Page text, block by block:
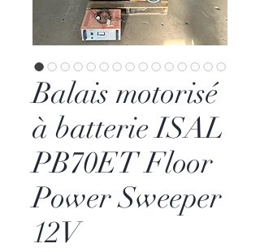
Balais motorisé
à batterie ISAL
PB70ET Floor
Power Sweeper
12V